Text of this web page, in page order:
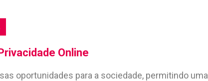
Online
oportunidades para a sociedade, permitindo uma